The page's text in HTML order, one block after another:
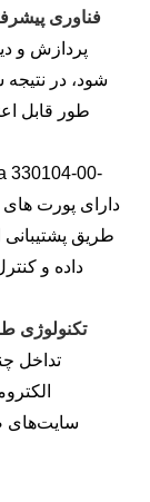
فناوری
شود، در
طور قابل
330104-00-
طریق پشتیبانی
داده و
تکنولوژی
تداخل
سایت‌های